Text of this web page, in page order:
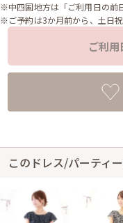
※中四国地方は「ご利用日の前
※ご予約は3か月前から、土日
ご利
このドレス/パーティ